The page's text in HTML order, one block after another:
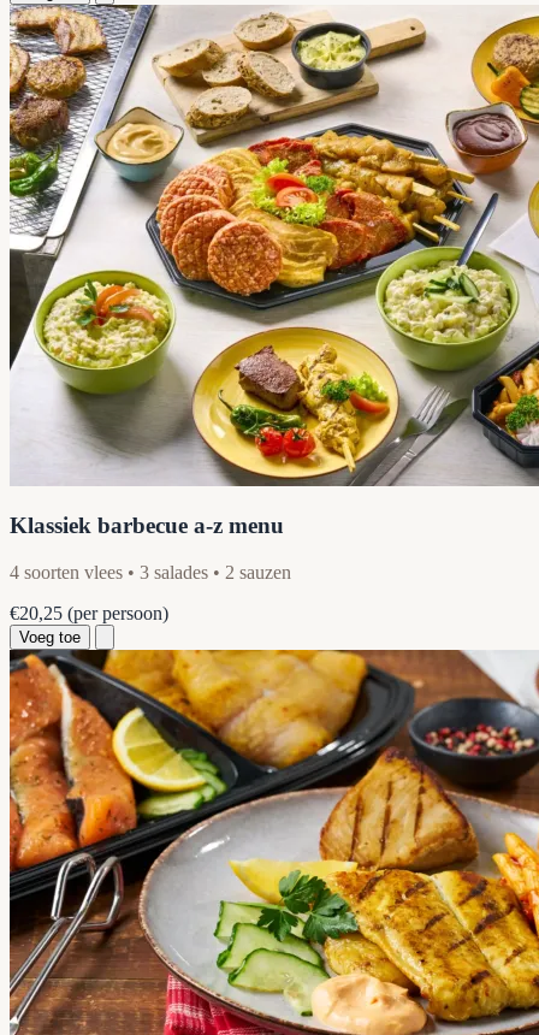
Klassiek barbecue a-z menu
4 soorten vlees • 3 salades • 2 sauzen
€20,25 (per persoon)
Voeg toe